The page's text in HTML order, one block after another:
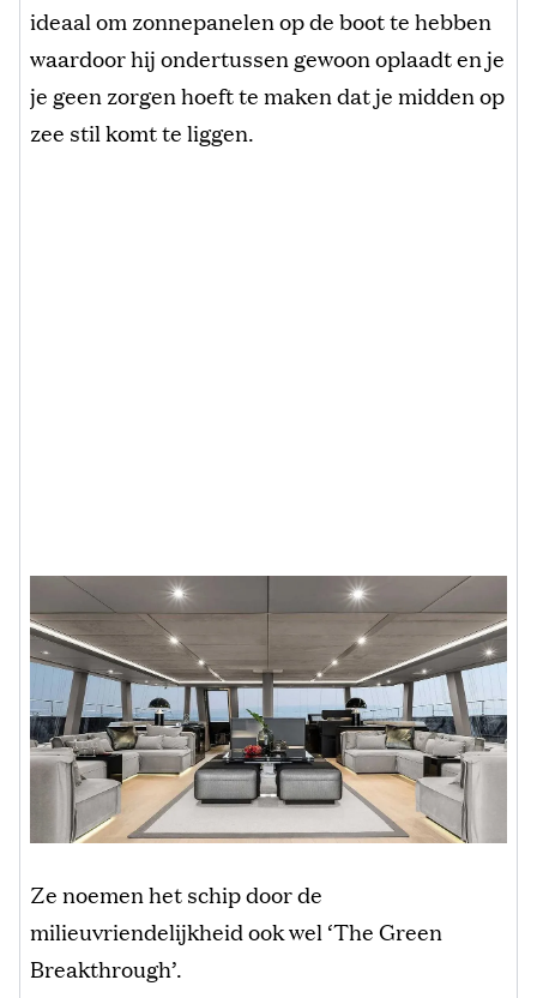
ideaal om zonnepanelen op de boot te hebben
waardoor hij ondertussen gewoon oplaadt en je
je geen zorgen hoeft te maken dat je midden op
zee stil komt te liggen.
Ze noemen het schip door de
milieuvriendelijkheid ook wel ‘The Green
Breakthrough’.